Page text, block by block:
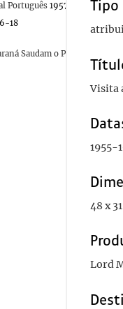
Português 1957-06-21
18
Saudam o Presidente de
Visita
1955-
48 x
Lord